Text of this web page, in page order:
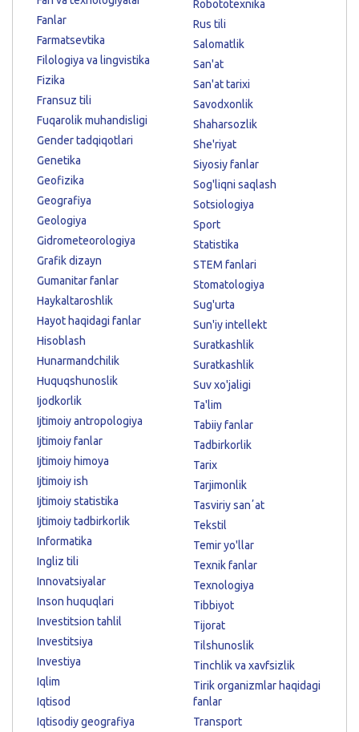
Fanlar
Farmatsevtika
Filologiya va lingvistika
Fizika
Fransuz tili
Fuqarolik muhandisligi
Gender tadqiqotlari
Genetika
Geofizika
Geografiya
Geologiya
Gidrometeorologiya
Grafik dizayn
Gumanitar fanlar
Haykaltaroshlik
Hayot haqidagi fanlar
Hisoblash
Hunarmandchilik
Huquqshunoslik
Ijodkorlik
Ijtimoiy antropologiya
Ijtimoiy fanlar
Ijtimoiy himoya
Ijtimoiy ish
Ijtimoiy statistika
Ijtimoiy tadbirkorlik
Informatika
Ingliz tili
Innovatsiyalar
Inson huquqlari
Investitsion tahlil
Investitsiya
Investiya
Iqlim
Iqtisod
Iqtisodiy geografiya
Robototexnika
Rus tili
Salomatlik
San'at
San'at tarixi
Savodxonlik
Shaharsozlik
She'riyat
Siyosiy fanlar
Sog'liqni saqlash
Sotsiologiya
Sport
Statistika
STEM fanlari
Stomatologiya
Sug'urta
Sun'iy intellekt
Suratkashlik
Suratkashlik
Suv xo'jaligi
Ta'lim
Tabiiy fanlar
Tadbirkorlik
Tarix
Tarjimonlik
Tasviriy sanʼat
Tekstil
Temir yo'llar
Texnik fanlar
Texnologiya
Tibbiyot
Tijorat
Tilshunoslik
Tinchlik va xavfsizlik
Tirik organizmlar haqidagi
fanlar
Transport